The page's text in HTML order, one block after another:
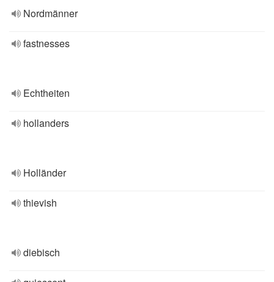
Nordmänner
fastnesses
Echtheiten
hollanders
Holländer
thievish
diebisch